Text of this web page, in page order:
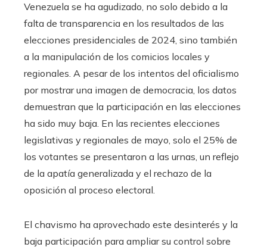
Venezuela se ha agudizado, no solo debido a la
falta de transparencia en los resultados de las
elecciones presidenciales de 2024, sino también
a la manipulación de los comicios locales y
regionales. A pesar de los intentos del oficialismo
por mostrar una imagen de democracia, los datos
demuestran que la participación en las elecciones
ha sido muy baja. En las recientes elecciones
legislativas y regionales de mayo, solo el 25% de
los votantes se presentaron a las urnas, un reflejo
de la apatía generalizada y el rechazo de la
oposición al proceso electoral.
El chavismo ha aprovechado este desinterés y la
baja participación para ampliar su control sobre